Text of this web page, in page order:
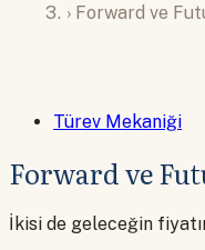
› Forward ve
Türev Mekaniği
Forward ve
İkisi de geleceğin